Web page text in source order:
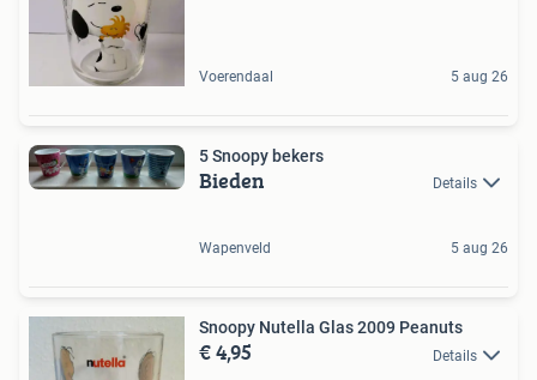
Voerendaal 5 aug 26
5 Snoopy bekers
Bieden Details
Wapenveld 5 aug 26
Snoopy Nutella Glas 2009 Peanuts
€ 4,95 Details